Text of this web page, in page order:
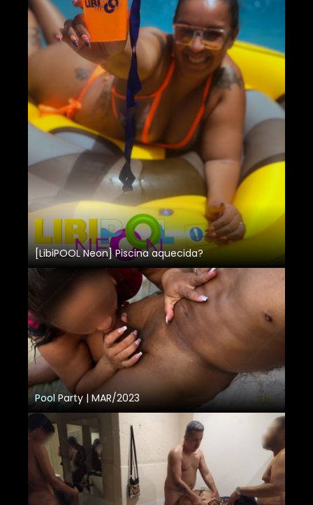
[LibiPOOL Neon] Piscina aquecida?
Pool Party | MAR/2023